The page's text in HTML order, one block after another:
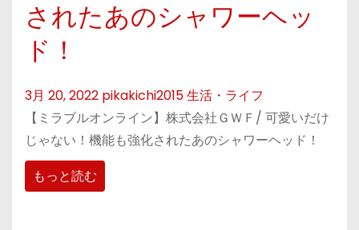
されたあのシャワーヘッ
ド！
3月 20, 2022 pikakichi2015生活・ライフ
【ミラブルオンライン】株式会社ＧＷＦ/ 可愛いだけ
じゃない！機能も強化されたあのシャワーヘッド！
もっと読む